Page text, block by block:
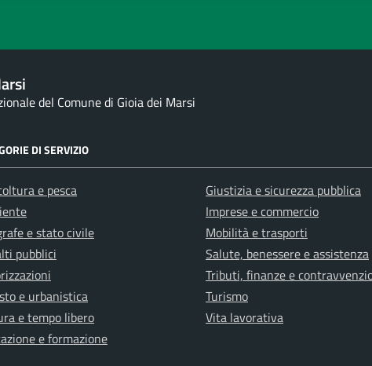
del Comune di Gioia dei Marsi
DI SERVIZIO
e pesca
e stato civile
pubblici
e urbanistica
e tempo libero
e formazione
Giustizia e sicurezza pubblica
Imprese e commercio
Mobilità e trasporti
Salute, benessere e assistenza
Tributi, finanze e
Turismo
Vita lavorativa